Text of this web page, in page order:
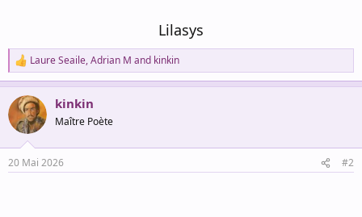
Lilasys
R
e
a
c
i
s
Laure Seaile,Adrian M and kinkin
kinkin
Maître Poète
20 Mai 2026 #2